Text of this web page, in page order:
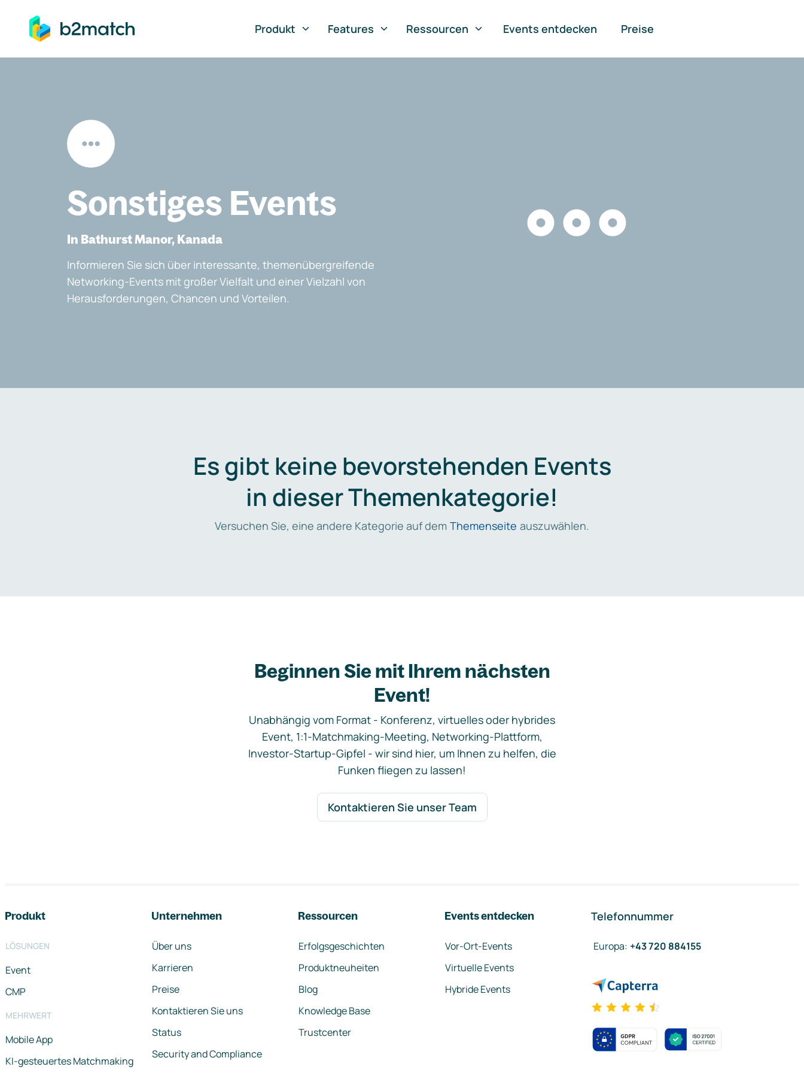
springen
Produkt
Features Ressourcen Events entdecken Preise
Sonstiges Events
In Bathurst Manor, Kanada
Informieren Sie sich über interessante, themenübergreifende
Networking-Events mit großer Vielfalt und einer Vielzahl von
Herausforderungen, Chancen und Vorteilen.
Es gibt keine bevorstehenden Events
in dieser Themenkategorie!
Versuchen Sie, eine andere Kategorie auf dem Themenseite auszuwählen.
Beginnen Sie mit Ihrem nächsten
Event!
Unabhängig vom Format - Konferenz, virtuelles oder hybrides
Event, 1:1-Matchmaking-Meeting, Networking-Plattform,
Investor-Startup-Gipfel - wir sind hier, um Ihnen zu helfen, die
Funken fliegen zu lassen!
Kontaktieren Sie unser Team
Produkt
LÖSUNGEN
Event
CMP
MEHRWERT
Mobile App
KI-gesteuertes Matchmaking
Unternehmen
Über uns
Karrieren
Preise
Kontaktieren Sie uns
Status
Security and Compliance
Ressourcen
Erfolgsgeschichten
Produktneuheiten
Blog
Knowledge Base
Trustcenter
Events entdecken
Vor-Ort-Events
Virtuelle Events
Hybride Events
Telefonnummer
Europa: +43 720 884155